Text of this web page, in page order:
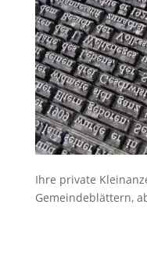
Ihre private
Gemeindeblättern,